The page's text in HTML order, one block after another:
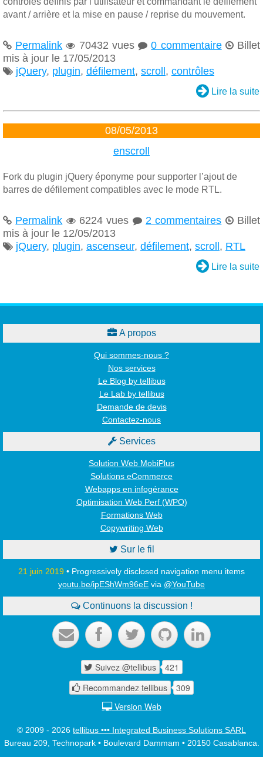
avant / arrière et la mise en pause / reprise du mouvement.
 Permalink  70432 vues 0 commentaire Billet
mis à jour le 17/05/2013
 jQuery, plugin, défilement, scroll , contrôles
 Lire la suite
08/05/2013
enscroll
Fork du plugin jQuery éponyme pour supporter l’ajout de
barres de défilement compatibles avec le mode RTL.
 Permalink 6224 vues  2 commentaires Billet
mis à jour le 12/05/2013
 jQuery, plugin, ascenseur, défilement, scroll , RTL
 Lire la suite
A propos
Qui sommes-nous ?
Nos services
Le Blog by tellibus
Le Lab by tellibus
Demande de devis
Contactez-nous
Services
Solution Web MobiPlus
Solutions eCommerce
Webapps en infogérance
Optimisation Web Perf (WPO)
Formations Web
Copywriting Web
 Sur le fil
21 juin 2019 • Progressively disclosed navigation menu items
youtu.be/ipEShWm96eE via @YouTube
Continuons la discussion !
    
 Suivez @tellibus 421
 Recommandez tellibus 309
Version Web
© 2009 - 2026 tellibus ••• Integrated Business Solutions SARL
Bureau 209, Technopark • Boulevard Dammam • 20150 Casablanca.